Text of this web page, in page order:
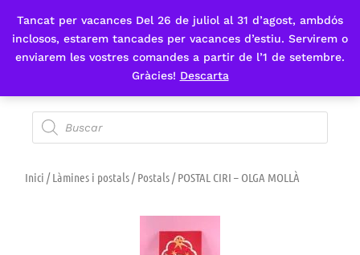
Tancat per vacances Del 26 de juliol al 31 d’agost, ambdós
inclosos, estarem tancades per vacances d’estiu. Servirem o
enviarem les vostres comandes a partir de l’1 de setembre.
Gràcies! Descarta
Fes-te'n sòcia
Inici /Làmines i postals/Postals/ POSTAL CIRI – OLGA MOLLÀ